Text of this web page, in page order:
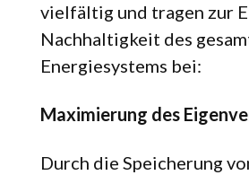
vielfältig und tragen zur
Nachhaltigkeit des
Energiesystems bei:
Maximierung des
Durch die Speicherung